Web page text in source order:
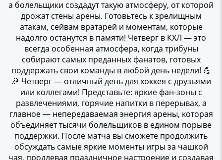
а болельщики создадут такую атмосферу, от которой
дрожат стены арены. Готовьтесь к зрелищным
атакам, сейвам вратарей и моментам, которые
надолго останутся в памяти! Четверг в КХЛ — это
всегда особенная атмосфера, когда трибуны
собирают самых преданных фанатов, готовых
поддержать свои команды в любой день недели! 💪
🎉 Четверг — отличный день для хоккея с друзьями
или коллегами! Представьте: яркие фан-зоны с
развлечениями, горячие напитки в перерывах, а
главное — непередаваемая энергия арены, которая
объединяет тысячи болельщиков в едином порыве
поддержки. После матча вы сможете продолжить
обсуждать самые яркие моменты игры за чашкой
чая, продлевая праздничное настроение и создавая